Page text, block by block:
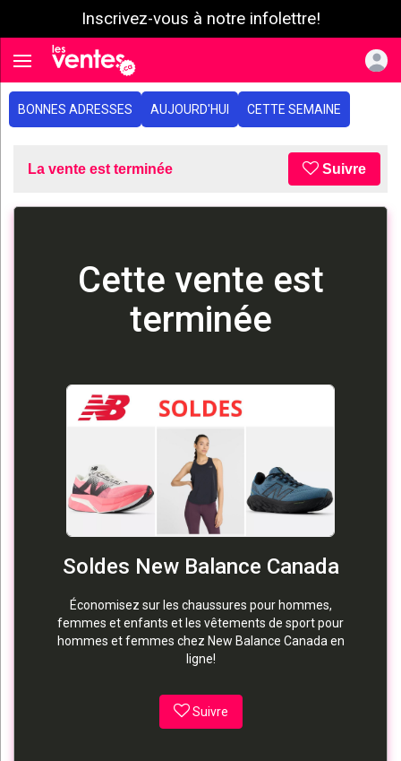
Inscrivez-vous à notre infolettre!
Toggle navigation
BONNES ADRESSES AUJOURD'HUI CETTE SEMAINE
La vente est terminée Suivre
Cette vente est
terminée
Soldes New Balance Canada
Économisez sur les chaussures pour hommes,
femmes et enfants et les vêtements de sport pour
hommes et femmes chez New Balance Canada en
ligne!
Suivre